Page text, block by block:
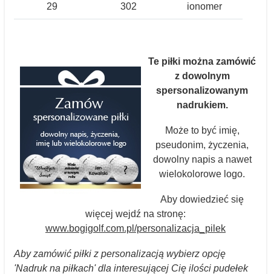
29 302 ionomer
Te piłki można zamówić
z dowolnym
spersonalizowanym
nadrukiem.
Może to być imię,
pseudonim, życzenia,
dowolny napis a nawet
wielokolorowe logo.
Aby dowiedzieć się
więcej wejdź na stronę:
www.bogigolf.com.pl/personalizacja_pilek
Aby zamówić piłki z personalizacją wybierz opcję
'Nadruk na piłkach' dla interesującej Cię ilości pudełek